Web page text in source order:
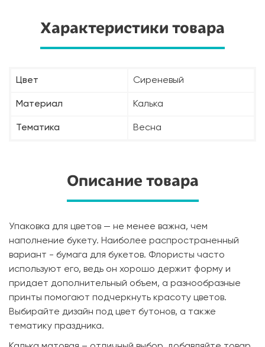
Характеристики товара
Цвет Сиреневый
Материал Калька
Тематика Весна
Описание товара
Упаковка для цветов — не менее важна, чем
наполнение букету. Наиболее распространенный
вариант - бумага для букетов. Флористы часто
используют его, ведь он хорошо держит форму и
придает дополнительный объем, а разнообразные
принты помогают подчеркнуть красоту цветов.
Выбирайте дизайн под цвет бутонов, а также
тематику праздника.